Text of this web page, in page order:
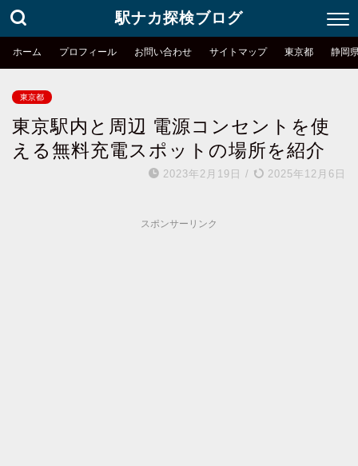
駅ナカ探検ブログ
ホーム プロフィール お問い合わせ サイトマップ 東京都 静岡
東京都
東京駅内と周辺 電源コンセントを使
える無料充電スポットの場所を紹介
2023年2月19日 / 2025年12月6日
スポンサーリンク